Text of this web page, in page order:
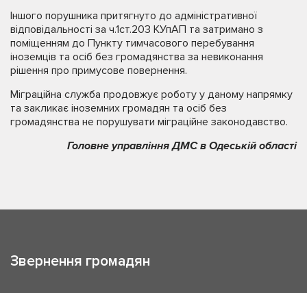
Іншого порушника притягнуто до адміністративної
відповідальності за ч.1ст.203 КУпАП та затримано з
поміщенням до Пункту тимчасового перебування
іноземців та осіб без громадянства за невиконання
рішення про примусове повернення.
Міграційна служба продовжує роботу у даному напрямку
та закликає іноземних громадян та осіб без
громадянства не порушувати міграційне законодавство.
Головне управління ДМС в Одеській області
Звернення громадян